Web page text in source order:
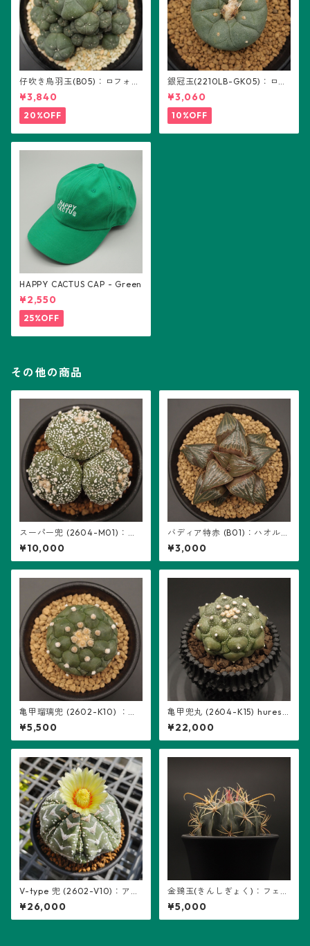
仔吹き烏羽玉(B05)：ロフォフ
ォラ属
¥3,840
20%OFF
銀冠玉(2210LB-GK05)：ロフ
ォフォラ属 ※実生
¥3,060
10%OFF
HAPPY CACTUS CAP - Green
¥2,550
25%OFF
その他の商品
スーパー兜 (2604-M01)：ア
ストロフィツム属 ※実生、3頭
立ち
¥10,000
バディア特赤 (B01)：ハオルチ
ア属 ※実生
¥3,000
亀甲瑠璃兜 (2602-K10) ：ア
ストロフィツム属 ※実生
¥5,500
亀甲兜丸 (2604-K15) hureso
m鉢入り：アストロフィツム
属 ※実生
¥22,000
V-type 兜 (2602-V10)：アス
トロフィツム属 ※実生、7稜
(リザードスキンの複稜有り)
¥26,000
金鵄玉(きんしぎょく)：フェロ
カクタス属 (B07) ※実生
¥5,000